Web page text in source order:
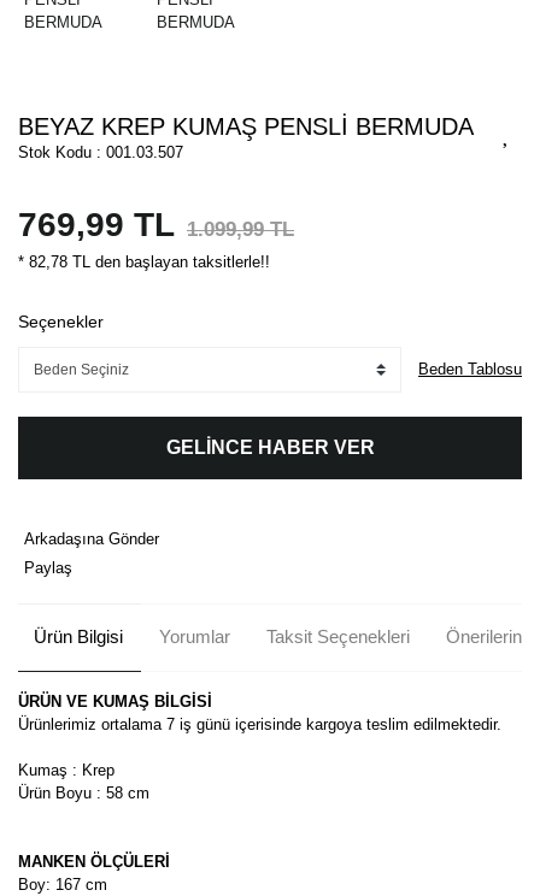
BEYAZ KREP KUMAŞ PENSLİ BERMUDA
Stok Kodu : 001.03.507
769,99 TL 1.099,99 TL
* 82,78 TL den başlayan taksitlerle!!
Seçenekler
Beden Tablosu
GELİNCE HABER VER
Arkadaşına Gönder
Paylaş
Ürün Bilgisi Yorumlar Taksit Seçenekleri Önerileriniz
ÜRÜN VE KUMAŞ BİLGİSİ
Ürünlerimiz ortalama 7 iş günü içerisinde kargoya teslim edilmektedir.
Kumaş : Krep
Ürün Boyu : 58 cm
MANKEN ÖLÇÜLERİ
Boy: 167 cm